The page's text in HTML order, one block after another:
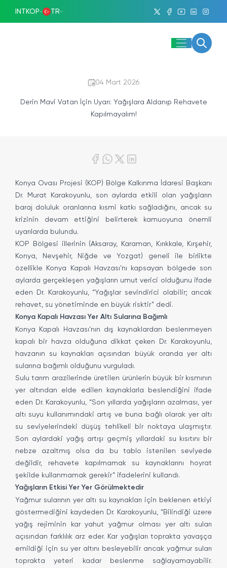
INTKOP TR
04 Mart 2026
Derin Mavi Vatan İçin Uyarı: Yağışlara Aldanıp Rehavete
Kapılmayalım!
Konya Ovası Projesi (KOP) Bölge Kalkınma İdaresi Başkanı
Dr. Murat Karakoyunlu, son aylarda etkili olan yağışların
baraj doluluk oranlarına kısmi katkı sağladığını, ancak su
krizinin devam ettiğini belirterek kamuoyuna önemli
uyarılarda bulundu.
KOP Bölgesi illerinin (Aksaray, Karaman, Kırıkkale, Kırşehir,
Konya, Nevşehir, Niğde ve Yozgat) geneli ile birlikte
özellikle Konya Kapalı Havzası’nı kapsayan bölgede son
aylarda gerçekleşen yağışların umut verici olduğunu ifade
eden Dr. Karakoyunlu, “Yağışlar sevindirici olabilir; ancak
rehavet, su yönetiminde en büyük risktir” dedi.
Konya Kapalı Havzası Yer Altı Sularına Bağımlı
Konya Kapalı Havzası’nın dış kaynaklardan beslenmeyen
kapalı bir havza olduğuna dikkat çeken Dr. Karakoyunlu,
havzanın su kaynakları açısından büyük oranda yer altı
sularına bağımlı olduğunu vurguladı.
Sulu tarım arazilerinde üretilen ürünlerin büyük bir kısmının
yer altından elde edilen kaynaklarla beslendiğini ifade
eden Dr. Karakoyunlu, “Son yıllarda yağışların azalması, yer
altı suyu kullanımındaki artış ve buna bağlı olarak yer altı
su seviyelerindeki düşüş tehlikeli bir noktaya ulaşmıştır.
Son aylardaki yağış artışı geçmiş yıllardaki su kısıtını bir
nebze azaltmış olsa da bu tablo istenilen seviyede
değildir, rehavete kapılmamak su kaynaklarını hoyrat
şekilde kullanmamak gerekir” ifadelerini kullandı.
Yağışların Etkisi Yer Yer Görülmektedir
Yağmur sularının yer altı su kaynakları için beklenen etkiyi
göstermediğini kaydeden Dr. Karakoyunlu, “Bilindiği üzere
yağış rejiminin kar yahut yağmur olması yer altı suları
açısından farklılık arz eder. Kar yağışları toprakta yavaşça
emildiği için su yer altını besleyebilir ancak yağmur suları
toprakta yeteri kadar beslenme sağlayamayabilir.